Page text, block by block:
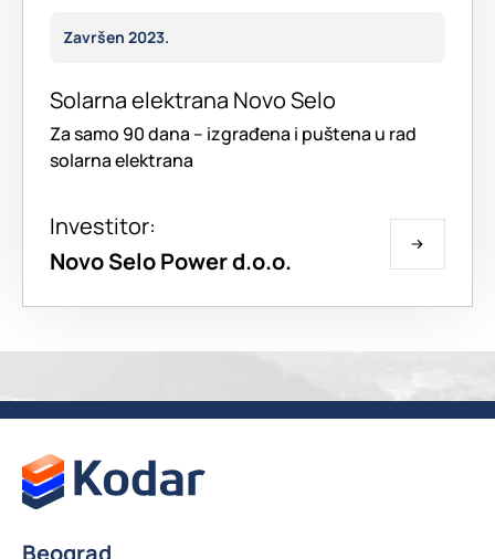
Završen 2023.
Solarna elektrana Novo Selo
Za samo 90 dana – izgrađena i puštena u rad
solarna elektrana
Investitor:
Novo Selo Power d.o.o.